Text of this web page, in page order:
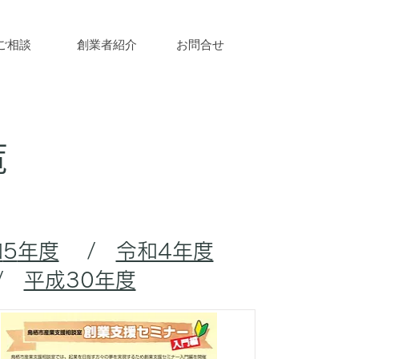
相談 創業者紹介 お問合せ
​5年度 / 令和4年度
平成30年度